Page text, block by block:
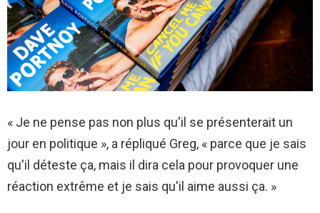
« Je ne pense pas non plus qu'il se présenterait un
jour en politique », a répliqué Greg, « parce que je sais
qu'il déteste ça, mais il dira cela pour provoquer une
réaction extrême et je sais qu'il aime aussi ça. »